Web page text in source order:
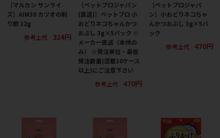
［マルカン サンライ
ズ］AIM30 カツオの削
り節 12g
参考上代
324円
［ペットプロジャパン
(直送)］ペットプロ 小
おどりネコちゃんかつ
おぶし 3g×5パック ※
メーカー直送（本州の
み） ※発注単位・最低
発注数量(混載10ケース
以上)にご注意下さい
参考上代
470円
［ペットプロジャパ
ン］小おどりネコちゃ
んかつおぶし 3g×5パ
ック
参考上代
470円